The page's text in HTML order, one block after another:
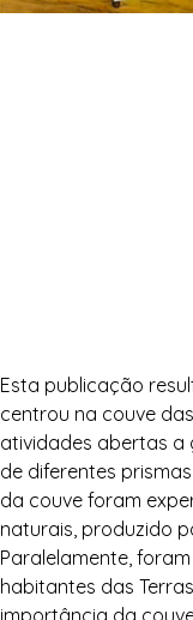
Esta publicação
centrou na couve
atividades abertas a
de diferentes
da couve foram
naturais, produzido
Paralelamente,
habitantes das